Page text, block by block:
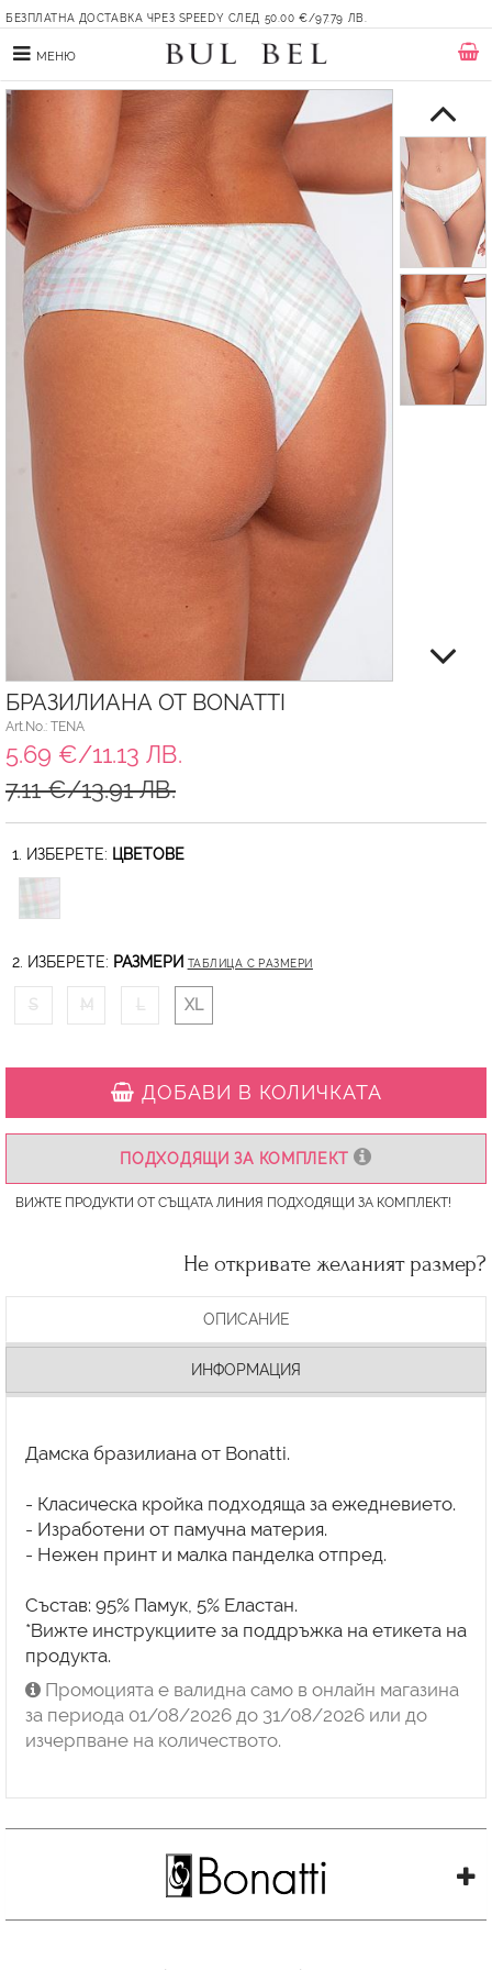
БЕЗПЛАТНА ДОСТАВКА ЧРЕЗ SPEEDY СЛЕД 50.00 €/97.79 ЛВ.
МЕНЮ
БРАЗИЛИАНА ОТ BONATTI
Art.No.: TENA
5.69 €/11.13 ЛВ.
7.11 €/13.91 ЛВ.
1. ИЗБЕРЕТЕ: ЦВЕТОВЕ
2. ИЗБЕРЕТЕ: РАЗМЕРИ ТАБЛИЦА С РАЗМЕРИ
S M L XL
ДОБАВИ В КОЛИЧКАТА
ПОДХОДЯЩИ ЗА КОМПЛЕКТ
ВИЖТЕ ПРОДУКТИ ОТ СЪЩАТА ЛИНИЯ ПОДХОДЯЩИ ЗА КОМПЛЕКТ!
Не откривате желаният размер?
ОПИСАНИЕ
ИНФОРМАЦИЯ
Дамска бразилиана от Bonatti.
- Класическа кройка подходяща за ежедневието.
- Изработени от памучна материя.
- Нежен принт и малка панделка отпред.
Състав: 95% Памук, 5% Еластан.
*Вижте инструкциите за поддръжка на етикета на
продукта.
Промоцията е валидна само в онлайн магазина
за периода 01/08/2026 до 31/08/2026 или до
изчерпване на количеството.